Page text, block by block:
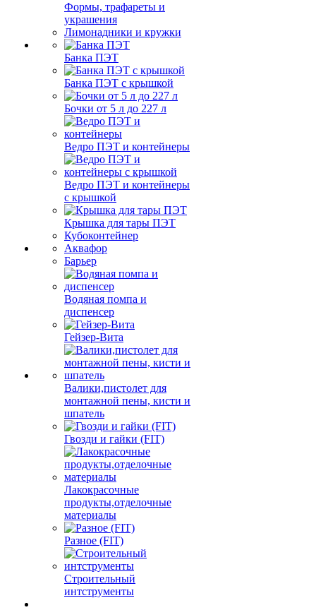
Формы, трафареты и
украшения
Лимонадники и кружки
Банка ПЭТ
Банка ПЭТ с крышкой
Бочки от 5 л до 227 л
Ведро ПЭТ и контейнеры
Ведро ПЭТ и контейнеры
с крышкой
Крышка для тары ПЭТ
Кубоконтейнер
Аквафор
Барьер
Водяная помпа и
диспенсер
Гейзер-Вита
Валики,пистолет для
монтажной пены, кисти и
шпатель
Гвозди и гайки (FIT)
Лакокрасочные
продукты,отделочные
материалы
Разное (FIT)
Строительный
интструменты